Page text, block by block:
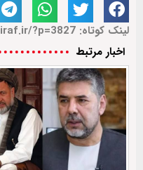
لینک کوتاه: https://iraf.ir/?p=3827
اخبار مرتبط